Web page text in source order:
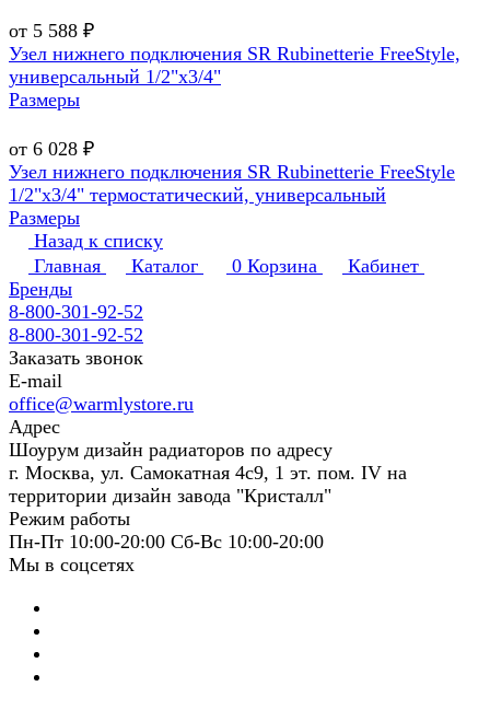
от 5 588 ₽
Узел нижнего подключения SR Rubinetterie FreeStyle,
универсальный 1/2"х3/4"
Размеры
от 6 028 ₽
Узел нижнего подключения SR Rubinetterie FreeStyle
1/2"х3/4" термостатический, универсальный
Размеры
Назад к списку
Главная
Каталог 0 Корзина
Кабинет
Бренды
8-800-301-92-52
8-800-301-92-52
Заказать звонок
E-mail
office@warmlystore.ru
Адрес
Шоурум дизайн радиаторов по адресу
г. Москва, ул. Самокатная 4с9, 1 эт. пом. IV на
территории дизайн завода "Кристалл"
Режим работы
Пн-Пт 10:00-20:00 Сб-Вс 10:00-20:00
Мы в соцсетях